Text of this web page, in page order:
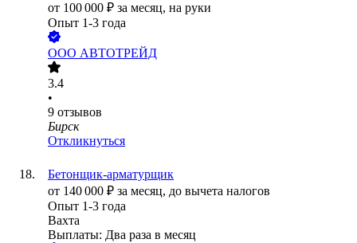
от 100 000 ₽ за месяц, на руки
Опыт 1-3 года
ООО АВТОТРЕЙД
3.4
•
9 отзывов
Бирск
Откликнуться
Бетонщик-арматурщик
от 140 000 ₽ за месяц, до вычета налогов
Опыт 1-3 года
Вахта
Выплаты: Два раза в месяц